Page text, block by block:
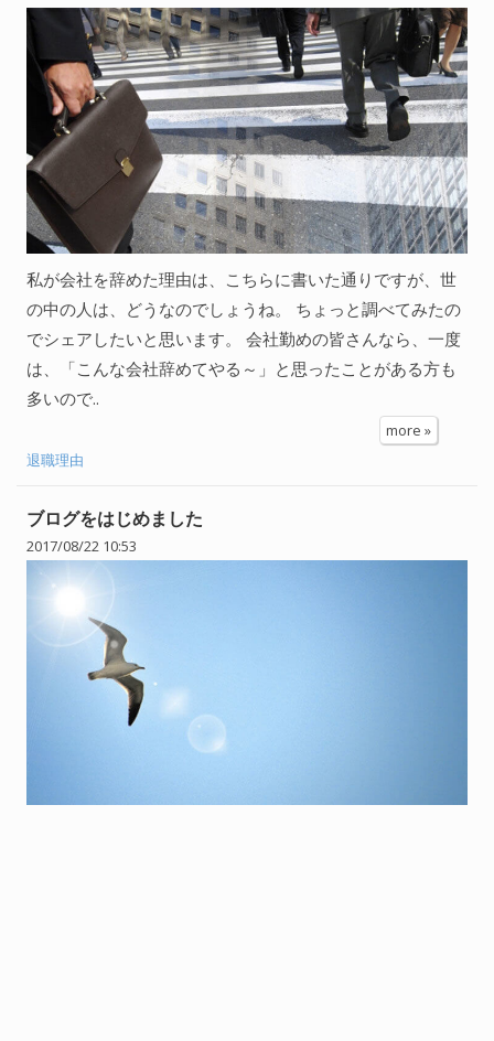
私が会社を辞めた理由は、こちらに書いた通りですが、世
の中の人は、どうなのでしょうね。 ちょっと調べてみたの
でシェアしたいと思います。 会社勤めの皆さんなら、一度
は、「こんな会社辞めてやる～」と思ったことがある方も
多いので..
more »
退職理由
ブログをはじめました
2017/08/22 10:53